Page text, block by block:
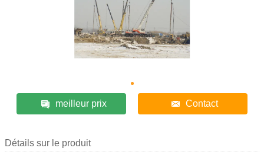
meilleur prix Contact
Détails sur le produit